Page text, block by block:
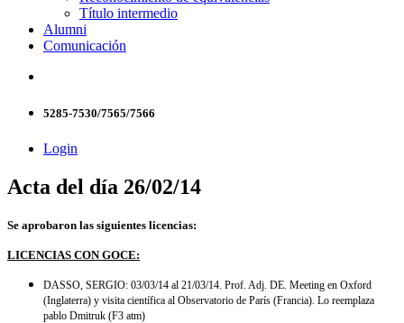
Título intermedio
Alumni
Comunicación
5285-7530/7565/7566
Login
Acta del día 26/02/14
Se aprobaron las siguientes licencias:
LICENCIAS CON GOCE:
DASSO, SERGIO: 03/03/14 al 21/03/14. Prof. Adj. DE. Meeting en Oxford
(Inglaterra) y visita científica al Observatorio de París (Francia). Lo reemplaza
pablo Dmitruk (F3 atm)